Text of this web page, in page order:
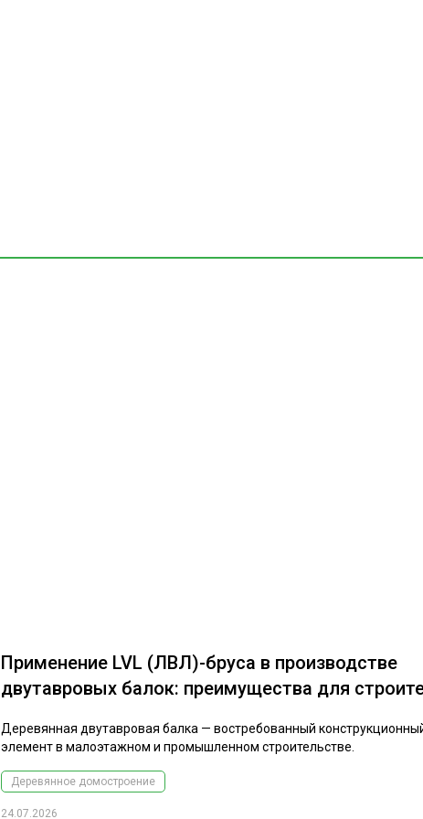
Применение LVL (ЛВЛ)-бруса в производстве
двутавровых балок: преимущества для
Деревянная двутавровая балка — востребованный
элемент в малоэтажном и промышленном строительстве.
Деревянное домостроение
24.07.2026